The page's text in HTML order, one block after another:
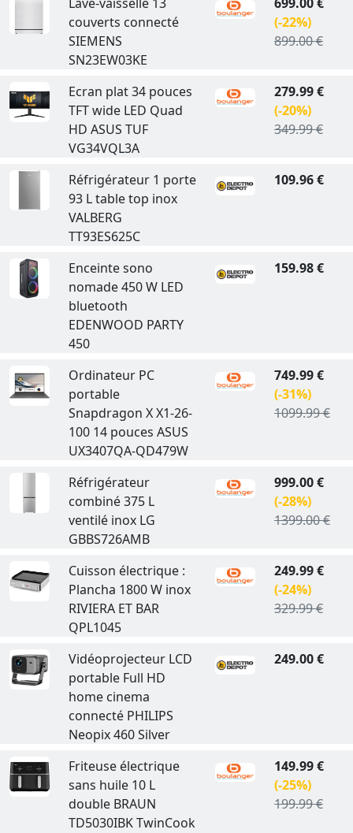
couverts connecté
SIEMENS
SN23EW03KE
(-22%)
899.00 €
Ecran plat 34 pouces
TFT wide LED Quad
HD ASUS TUF
VG34VQL3A
279.99 €
(-20%)
349.99 €
Réfrigérateur 1 porte
93 L table top inox
VALBERG
TT93ES625C
109.96 €
Enceinte sono
nomade 450 W LED
bluetooth
EDENWOOD PARTY
450
159.98 €
Ordinateur PC
portable
Snapdragon X X1-26-
100 14 pouces ASUS
UX3407QA-QD479W
749.99 €
(-31%)
1099.99 €
Réfrigérateur
combiné 375 L
ventilé inox LG
GBBS726AMB
999.00 €
(-28%)
1399.00 €
Cuisson électrique :
Plancha 1800 W inox
RIVIERA ET BAR
QPL1045
249.99 €
(-24%)
329.99 €
Vidéoprojecteur LCD
portable Full HD
home cinema
connecté PHILIPS
Neopix 460 Silver
249.00 €
Friteuse électrique
sans huile 10 L
double BRAUN
TD5030IBK TwinCook
149.99 €
(-25%)
199.99 €